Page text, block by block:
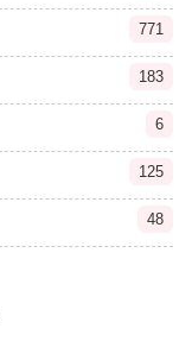
771
183
6
125
48